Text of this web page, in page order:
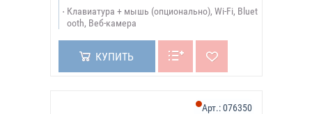
Клавиатура + мышь (опционально), Wi-Fi, Bluet
ooth, Веб-камера
КУПИТЬ
Арт.:076350